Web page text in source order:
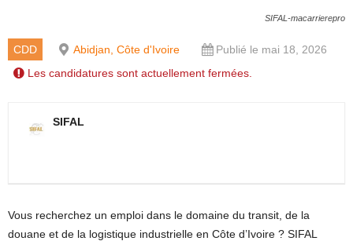
SIFAL-macarrierepro
CDD Abidjan, Côte d'Ivoire
Publié le mai 18, 2026
Les candidatures sont actuellement fermées.
SIFAL
Vous recherchez un emploi dans le domaine du transit, de la
douane et de la logistique industrielle en Côte d’Ivoire ? SIFAL